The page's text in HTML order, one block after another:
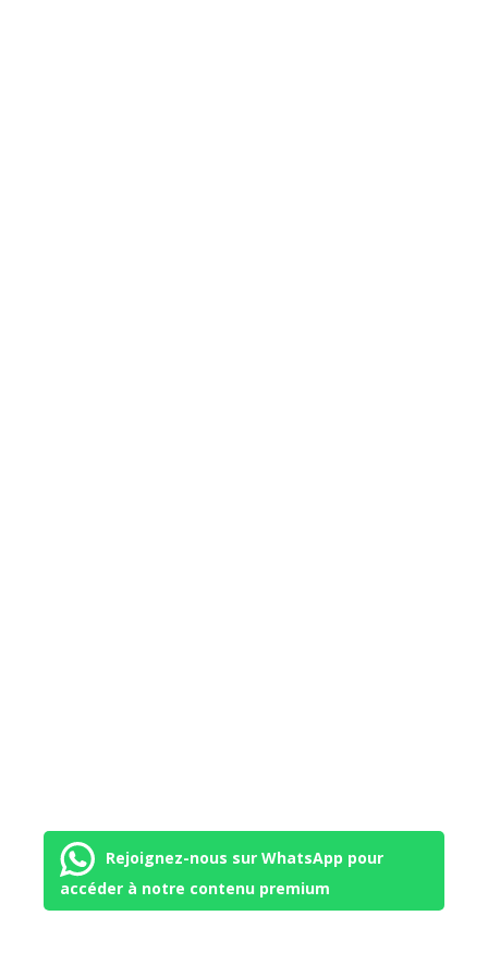
Rejoignez-nous sur WhatsApp pour
accéder à notre contenu premium